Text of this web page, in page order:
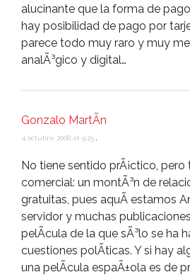
alucinante que la forma de
hay posibilidad de pago por
parece todo muy raro y muy
analÃ³gico y digital…
Gonzalo MartÃ­n
4 octubre 2008 at 9:25
No tiene sentido prÃ¡ctico, pero
comercial: un montÃ³n de
gratuitas, pues aquÃ­ estamos
servidor y muchas
pelÃ­cula de la que sÃ³lo se ha
cuestiones polÃ­ticas. Y si hay
una pelÃ­cula espaÃ±ola es de